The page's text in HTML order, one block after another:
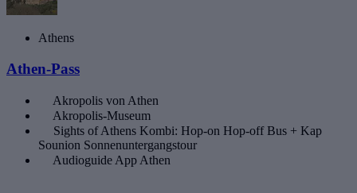
Athens
Athen-Pass
Akropolis von Athen
Akropolis-Museum
Sights of Athens Kombi: Hop-on Hop-off Bus + Kap
Sounion Sonnenuntergangstour
Audioguide App Athen